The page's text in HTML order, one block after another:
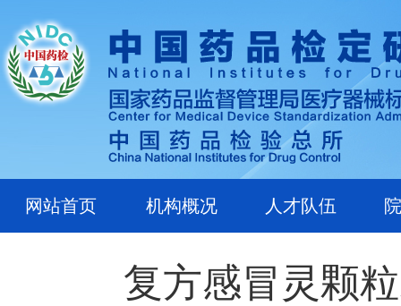
网站首页 机构概况 人才队伍
复方感冒灵颗